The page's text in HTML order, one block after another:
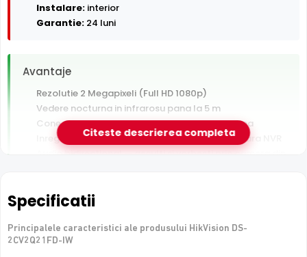
Instalare: interior
Garantie: 24 luni
Avantaje
Rezolutie 2 Megapixeli (Full HD 1080p)
Vedere nocturna in infrarosu pana la 5 m
Conectare Wi-Fi — instalare fara cablu de retea
Inregistrare pe card MicroSD, functioneaza si fara NVR
Audio bidirectional — asculti si vorbesti prin camera din
Performanta depinde de calitatea semnalului Wi-Fi la
Citeste descrierea completa
Specificatii
Principalele caracteristici ale produsului HikVision DS-
2CV2Q21FD-IW